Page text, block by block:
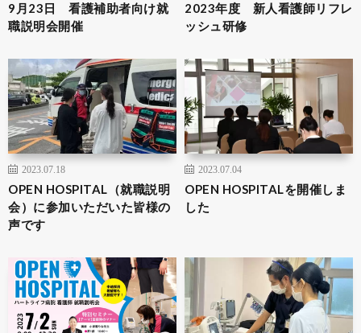
9月23日 看護補助者向け就
職説明会開催
2023年度 新人看護師リフレ
ッシュ研修
2023.07.18
OPEN HOSPITAL（就職説明
会）に参加いただいた皆様の
声です
2023.07.04
OPEN HOSPITALを開催しま
した